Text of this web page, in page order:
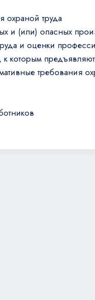
охраной труда
и (или) опасных
и оценки
требования